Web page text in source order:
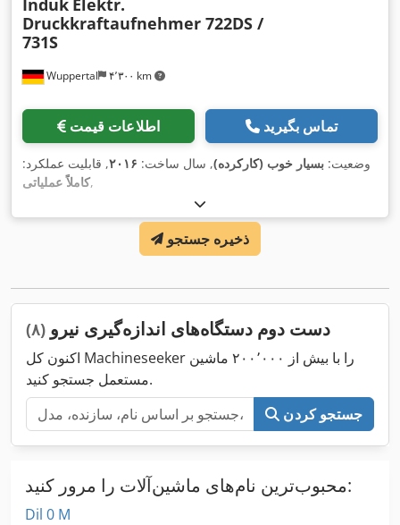
Wuppertal ۴٬۳۰۰ km
Induk Elektr.
Druckkraftaufnehmer 722DS /
731S
اطلاعات قیمت تماس بگیرید
وضعیت: بسیار خوب (کارکرده), سال ساخت: ۲۰۱۶, قابلیت عملکرد:
کاملاً عملیاتی,
ذخیره جستجو
دست دوم دستگاه‌های اندازه‌گیری نیرو (۸)
اکنون کل Machineseeker را با بیش از ۲۰۰٬۰۰۰ ماشین
مستعمل جستجو کنید.
جستجو کردن
محبوب‌ترین نام‌های ماشین‌آلات را مرور کنید:
Dil 0 M